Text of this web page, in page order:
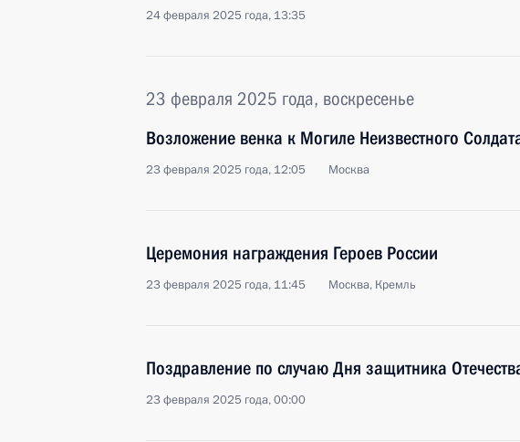
24 февраля 2025 года, 13:35
23 февраля 2025 года, воскресенье
Возложение венка к Могиле Неизвестного
23 февраля 2025 года, 12:05 Москва
Церемония награждения Героев России
23 февраля 2025 года, 11:45 Москва, Кремль
Поздравление по случаю Дня защитника
23 февраля 2025 года, 00:00